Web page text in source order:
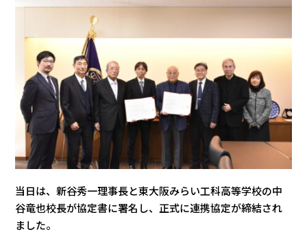
当日は、新谷秀一理事長と東大阪みらい工科高等学校の中
谷竜也校長が協定書に署名し、正式に連携協定が締結され
ました。